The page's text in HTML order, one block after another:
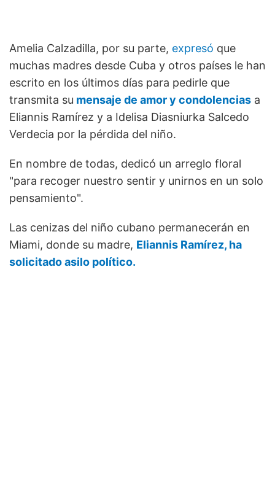
Amelia Calzadilla, por su parte, expresó que
muchas madres desde Cuba y otros países le han
escrito en los últimos días para pedirle que
transmita su mensaje de amor y condolencias a
Eliannis Ramírez y a Idelisa Diasniurka Salcedo
Verdecia por la pérdida del niño.
En nombre de todas, dedicó un arreglo floral
"para recoger nuestro sentir y unirnos en un solo
pensamiento".
Las cenizas del niño cubano permanecerán en
Miami, donde su madre, Eliannis Ramírez, ha
solicitado asilo político.